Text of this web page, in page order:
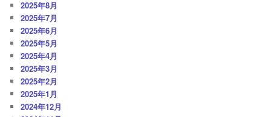
2025年8月
2025年7月
2025年6月
2025年5月
2025年4月
2025年3月
2025年2月
2025年1月
2024年12月